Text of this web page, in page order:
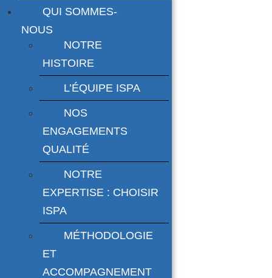
QUI SOMMES-
NOUS
NOTRE
HISTOIRE
L’ÉQUIPE ISPA
NOS
ENGAGEMENTS
QUALITÉ
NOTRE
EXPERTISE : CHOISIR
ISPA
MÉTHODOLOGIE
ET
ACCOMPAGNEMENT